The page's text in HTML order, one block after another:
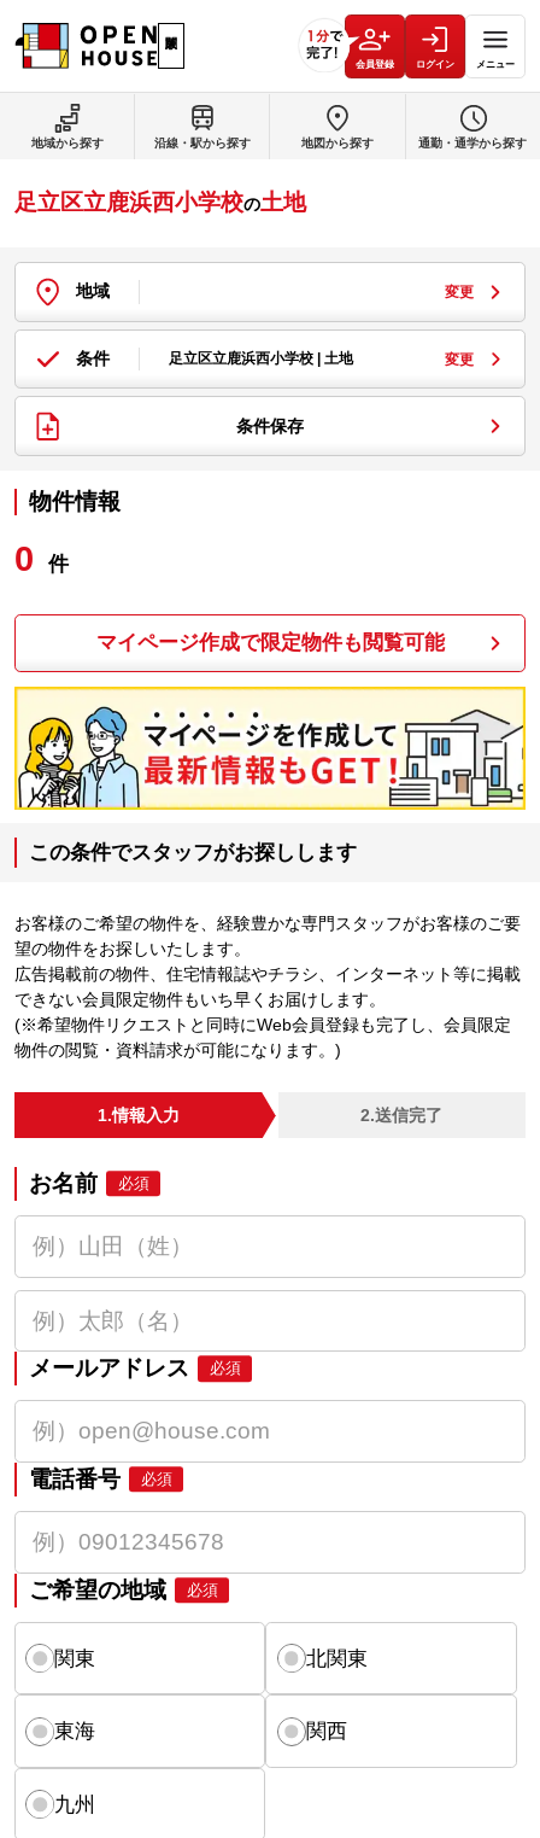
会員登録 ログイン メニュー
足立区立鹿浜西小学校の土地
地域 変更
条件 足立区立鹿浜西小学校 | 土地 変更
条件保存
物件情報
0 件
マイページ作成で限定物件も閲覧可能
この条件でスタッフがお探しします
お客様のご希望の物件を、経験豊かな専門スタッフがお客様のご要
望の物件をお探しいたします。
広告掲載前の物件、住宅情報誌やチラシ、インターネット等に掲載
できない会員限定物件もいち早くお届けします。
(※希望物件リクエストと同時にWeb会員登録も完了し、会員限定
物件の閲覧・資料請求が可能になります。)
1.情報入力 2.送信完了
お名前 必須
メールアドレス 必須
電話番号 必須
ご希望の地域 必須
関東 北関東
東海 関西
九州
地域から探す 沿線・駅から探す 地図から探す 通勤・通学から探す